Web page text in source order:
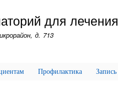
для
д. 713
Профилактика